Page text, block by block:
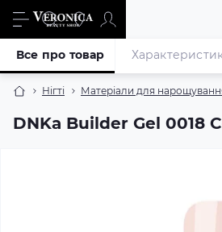
Нігті Матеріали для
DNKa Builder Gel 0018
Все про товар